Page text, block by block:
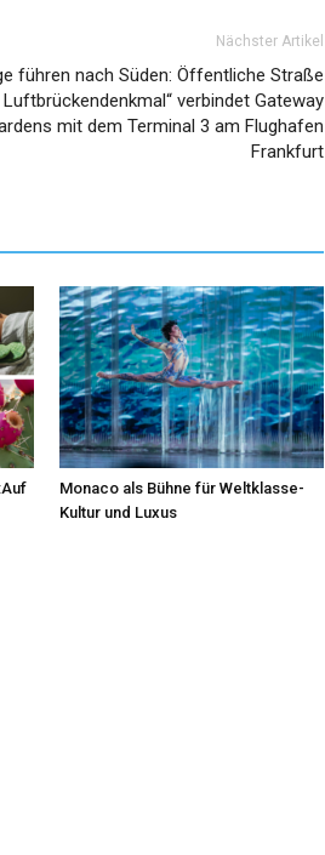
Nächster Artikel
führen nach Süden: Öffentliche Straße
Luftbrückendenkmal“ verbindet Gateway
mit dem Terminal 3 am Flughafen
Frankfurt
Monaco als Bühne für Weltklasse-
Kultur und Luxus